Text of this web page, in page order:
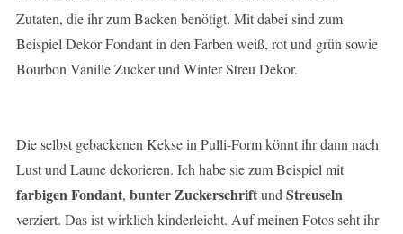
Zutaten, die ihr zum Backen benötigt. Mit dabei sind zum
Beispiel Dekor Fondant in den Farben weiß, rot und grün sowie
Bourbon Vanille Zucker und Winter Streu Dekor.
Die selbst gebackenen Kekse in Pulli-Form könnt ihr dann nach
Lust und Laune dekorieren. Ich habe sie zum Beispiel mit
farbigen Fondant, bunter Zuckerschriftund Streuseln
verziert. Das ist wirklich kinderleicht. Auf meinen Fotos seht ihr